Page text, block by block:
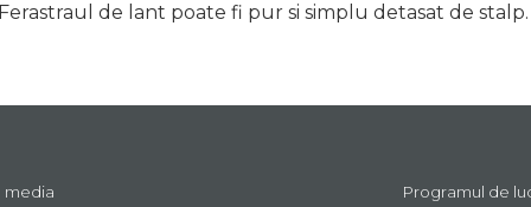
de lant poate fi pur si simplu detasat de stalp.
media Programul de